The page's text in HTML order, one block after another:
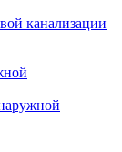
канализации